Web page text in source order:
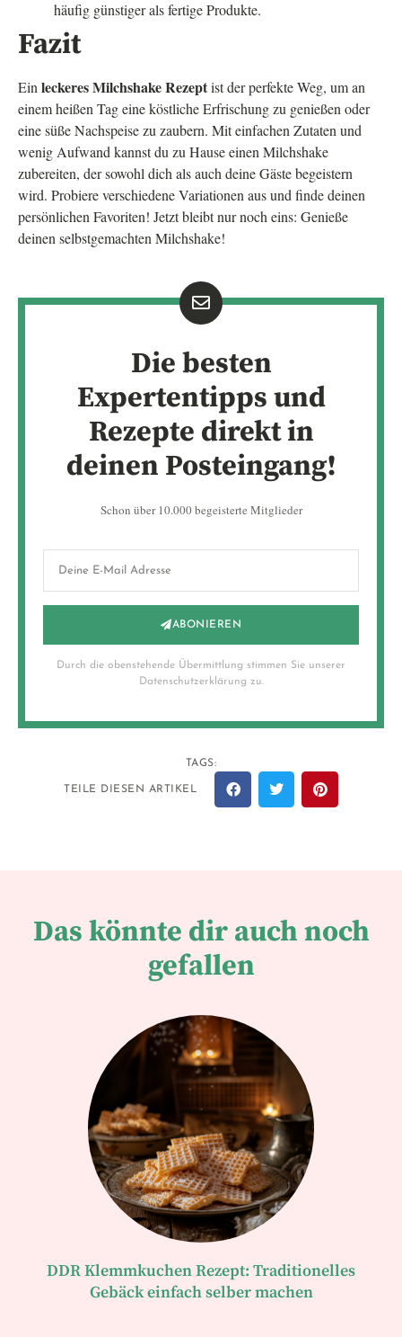
häufig günstiger als fertige Produkte.
Fazit
Ein leckeres Milchshake Rezeptist der perfekte Weg, um an
einem heißen Tag eine köstliche Erfrischung zu genießen oder
eine süße Nachspeise zu zaubern. Mit einfachen Zutaten und
wenig Aufwand kannst du zu Hause einen Milchshake
zubereiten, der sowohl dich als auch deine Gäste begeistern
wird. Probiere verschiedene Variationen aus und finde deinen
persönlichen Favoriten! Jetzt bleibt nur noch eins: Genieße
deinen selbstgemachten Milchshake!
Die besten
Expertentipps und
Rezepte direkt in
deinen Posteingang!
Schon über 10.000 begeisterte Mitglieder
ABONIEREN
Durch die obenstehende Übermittlung stimmen Sie unserer
Datenschutzerklärung zu.
TAGS:
TEILE DIESEN ARTIKEL
Das könnte dir auch noch
gefallen
DDR Klemmkuchen Rezept: Traditionelles
Gebäck einfach selber machen